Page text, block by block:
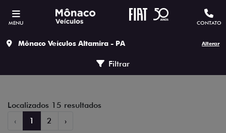
MENU CONTATO
Mônaco Veículos Altamira - PA Alterar
Localizados 15 resultados
‹
1 2 ›
Filtrar